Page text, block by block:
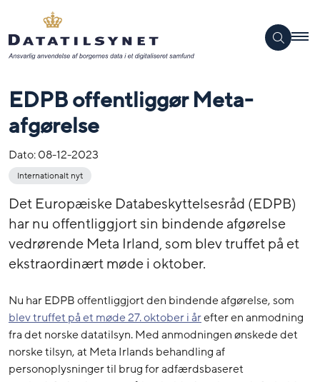
EDPB offentliggør Meta-
afgørelse
Dato:08-12-2023
Internationalt nyt
Det Europæiske Databeskyttelsesråd (EDPB)
har nu offentliggjort sin bindende afgørelse
vedrørende Meta Irland, som blev truffet på et
ekstraordinært møde i oktober.
Nu har EDPB offentliggjort den bindende afgørelse, som
blev truffet på et møde 27. oktober i årefter en anmodning
fra det norske datatilsyn. Med anmodningen ønskede det
norske tilsyn, at Meta Irlands behandling af
personoplysninger til brug for adfærdsbaseret